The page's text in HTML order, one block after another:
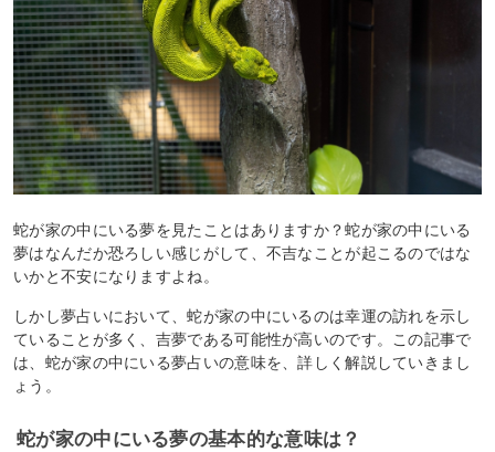
蛇が家の中にいる夢を見たことはありますか？蛇が家の中にいる
夢はなんだか恐ろしい感じがして、不吉なことが起こるのではな
いかと不安になりますよね。
しかし夢占いにおいて、蛇が家の中にいるのは幸運の訪れを示し
ていることが多く、吉夢である可能性が高いのです。この記事で
は、蛇が家の中にいる夢占いの意味を、詳しく解説していきまし
ょう。
蛇が家の中にいる夢の基本的な意味は？